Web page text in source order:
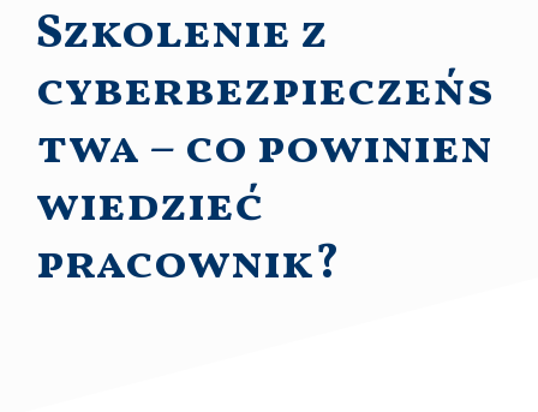
Szkolenie z
cyberbezpieczeńs
twa – co powinien
wiedzieć
pracownik?